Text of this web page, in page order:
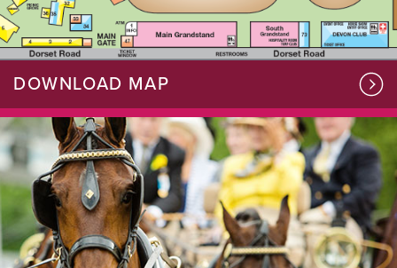
DOWNLOAD MAP